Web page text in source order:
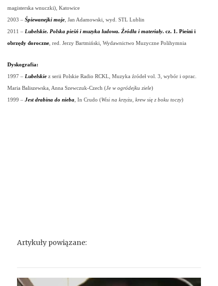
magisterska wnuczki), Katowice
2003 – Śpiewanejki moje , Jan Adamowski, wyd. STL Lublin
2011 – Lubelskie. Polska pieśń i muzyka ludowa. Źródła i materiały. cz. 1. Pieśni i
obrzędy doroczne , red. Jerzy Bartmiński, Wydawnictwo Muzyczne Polihymnia
Dyskografia:
1997 – Lubelskie z serii Polskie Radio RCKL, Muzyka źródeł vol. 3, wybór i oprac.
Maria Baliszewska, Anna Szewczuk-Czech (Je w ogródejku ziele)
1999 – Jest drabina do nieba , In Crudo (Wisi na krzyżu, krew się z boku toczy)
Artykuły powiązane: